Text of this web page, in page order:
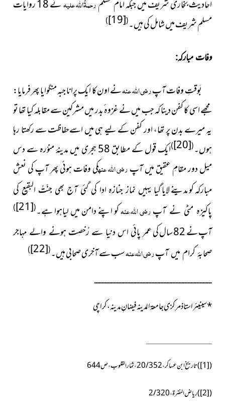
احادیث بخاری شریف میں جبکہ امام مسلمرحمۃُاللہ علیہ
نے 18 روایات
مسلم شریف میں شامل کی ہیں۔(
[19]
)
وفات مبارکہ:
بَوقتِ وفات آپرضی اللہ عنہنے اون کا ایک پراناجبہ منگوایا پھر فرمایا:
مجھے اسی کا کفن دینا کہ جب میں نے غزوہ ٔبدر میں مشرکین سے مقابلہ کیا تھا تو
یہ میرے بدن پر تھا، اور کفن کے لیے ہی میں اسےحفاظت سے رکھتا رہا
ہوں۔(
[20]
)ایک قول کے مطابق 58 ہجری میں
مدینۂ منوّرہ سے دس
میل دور مقامِ عقیق میں آپرضی اللہ عنہکی وفات ہوئی پھر آپ کی نعش
مبارکہ کو مدینے لایاگیا یہیں نماز جنازہ ادا کی گئی آج بھی جنّتُ البقیع کی
پاکیزہ مٹی نے آپرضی اللہ عنہکو اپنے دامن میں لیاہوا ہے۔(
[21]
)
آپ نے 82 سال کی
عمر پائی اس دنیا سے رُخصت ہونے والے مہاجر
صحابۂ کرام میں آپرضی اللہ عنہسب سے آخِری صحابی ہیں۔(
[22]
)
ــــــــــــــــــــــــــــــــــــــــــــــــــــــــــــــــــــــــــــــ
*سینیئر استاذ مرکزی جامعۃ المدینہ فیضانِ مدینہ، کراچی
(
[1]
)تاریخ ابن عساکر، 20/352، ثمار القلوب،ص644
(
[2]
)ریاض النضرۃ، 2/320